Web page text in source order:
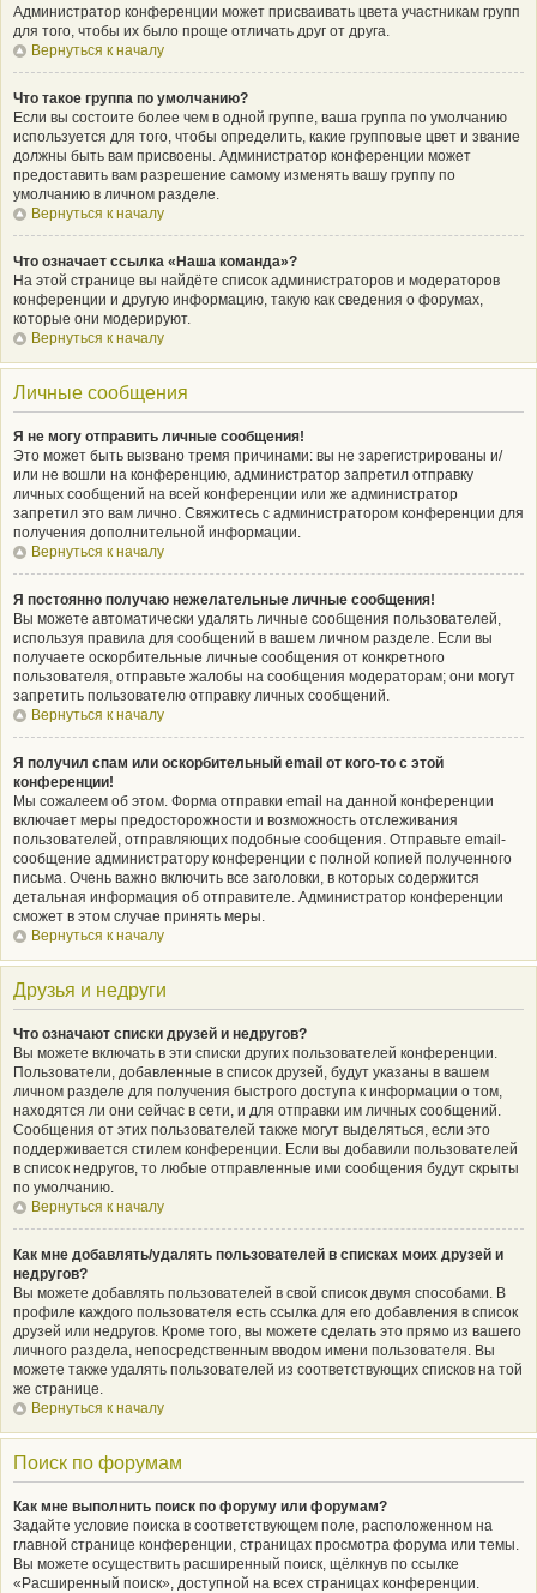
Администратор конференции может присваивать цвета участникам групп
для того, чтобы их было проще отличать друг от друга.
Вернуться к началу
Что такое группа по умолчанию?
Если вы состоите более чем в одной группе, ваша группа по умолчанию
используется для того, чтобы определить, какие групповые цвет и звание
должны быть вам присвоены. Администратор конференции может
предоставить вам разрешение самому изменять вашу группу по
умолчанию в личном разделе.
Вернуться к началу
Что означает ссылка «Наша команда»?
На этой странице вы найдёте список администраторов и модераторов
конференции и другую информацию, такую как сведения о форумах,
которые они модерируют.
Вернуться к началу
Личные сообщения
Я не могу отправить личные сообщения!
Это может быть вызвано тремя причинами: вы не зарегистрированы и/
или не вошли на конференцию, администратор запретил отправку
личных сообщений на всей конференции или же администратор
запретил это вам лично. Свяжитесь с администратором конференции для
получения дополнительной информации.
Вернуться к началу
Я постоянно получаю нежелательные личные сообщения!
Вы можете автоматически удалять личные сообщения пользователей,
используя правила для сообщений в вашем личном разделе. Если вы
получаете оскорбительные личные сообщения от конкретного
пользователя, отправьте жалобы на сообщения модераторам; они могут
запретить пользователю отправку личных сообщений.
Вернуться к началу
Я получил спам или оскорбительный email от кого-то с этой
конференции!
Мы сожалеем об этом. Форма отправки email на данной конференции
включает меры предосторожности и возможность отслеживания
пользователей, отправляющих подобные сообщения. Отправьте email-
сообщение администратору конференции с полной копией полученного
письма. Очень важно включить все заголовки, в которых содержится
детальная информация об отправителе. Администратор конференции
сможет в этом случае принять меры.
Вернуться к началу
Друзья и недруги
Что означают списки друзей и недругов?
Вы можете включать в эти списки других пользователей конференции.
Пользователи, добавленные в список друзей, будут указаны в вашем
личном разделе для получения быстрого доступа к информации о том,
находятся ли они сейчас в сети, и для отправки им личных сообщений.
Сообщения от этих пользователей также могут выделяться, если это
поддерживается стилем конференции. Если вы добавили пользователей
в список недругов, то любые отправленные ими сообщения будут скрыты
по умолчанию.
Вернуться к началу
Как мне добавлять/удалять пользователей в списках моих друзей и
недругов?
Вы можете добавлять пользователей в свой список двумя способами. В
профиле каждого пользователя есть ссылка для его добавления в список
друзей или недругов. Кроме того, вы можете сделать это прямо из вашего
личного раздела, непосредственным вводом имени пользователя. Вы
можете также удалять пользователей из соответствующих списков на той
же странице.
Вернуться к началу
Поиск по форумам
Как мне выполнить поиск по форуму или форумам?
Задайте условие поиска в соответствующем поле, расположенном на
главной странице конференции, страницах просмотра форума или темы.
Вы можете осуществить расширенный поиск, щёлкнув по ссылке
«Расширенный поиск», доступной на всех страницах конференции.